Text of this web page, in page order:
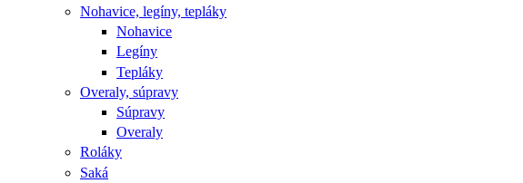
Nohavice, legíny, tepláky
Nohavice
Legíny
Tepláky
Overaly, súpravy
Súpravy
Overaly
Roláky
Saká